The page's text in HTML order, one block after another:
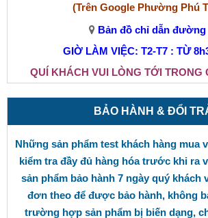
(Trên Google Phường Phú
Bản đồ chỉ dẫn đường
GIỜ LÀM VIỆC: T2-T7 : TỪ
QUÍ KHÁCH VUI LÒNG TỚI TRONG
BẢO HÀNH & ĐỔI
Những sản phẩm test khách hàng mua
kiểm tra đầy đủ hàng hóa trước khi ra
sản phẩm bảo hành 7 ngày quý khách
đơn theo để được bảo hành, không
trường hợp sản phẩm bị biến dạng,